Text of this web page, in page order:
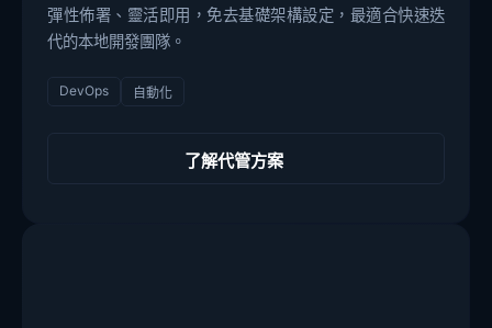
彈性佈署、靈活即用，免去基礎架構設定，最適合快速迭
代的本地開發團隊。
DevOps 自動化
了解代管方案